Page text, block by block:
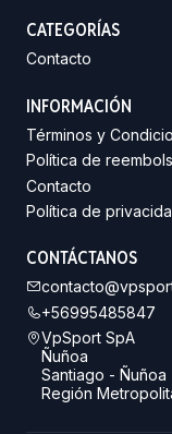
CATEGORÍAS
Contacto
INFORMACIÓN
Términos y
Política de
Contacto
Política de
CONTÁCTANOS
+56995485847
VpSport SpA
Ñuñoa
Santiago - Ñuñoa
Región